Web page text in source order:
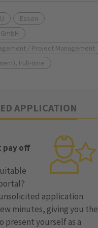
Essen
/ Project Management
Full-time
APPLICATION
pay off
application
minutes, giving you the
yourself as a